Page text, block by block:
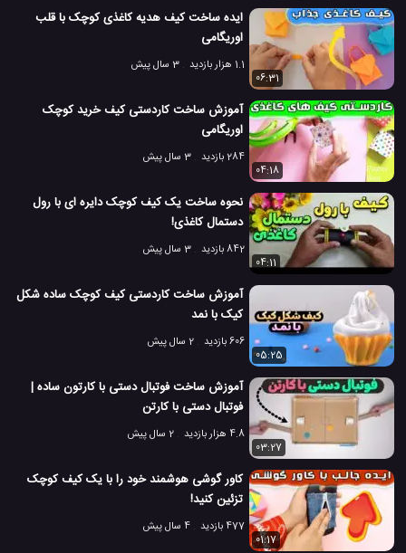
ایده ساخت کیف هدیه کاغذی کوچک با قلب
اوریگامی
1.1 هزار بازدید
3 سال پیش
06:31
آموزش ساخت کاردستی کیف خرید کوچک
اوریگامی
284 بازدید
3 سال پیش
04:18
نحوه ساخت یک کیف کوچک دایره ای با رول
دستمال کاغذی!
842 بازدید
3 سال پیش
04:11
آموزش ساخت کاردستی کیف کوچک ساده شکل
کیک با نمد
606 بازدید
2 سال پیش
05:25
آموزش ساخت فوتبال دستی با کارتون ساده |
فوتبال دستی با کارتن
4.8 هزار بازدید
2 سال پیش
03:27
کاور گوشی هوشمند خود را با یک کیف کوچک
تزئین کنید!
477 بازدید
4 سال پیش
01:17